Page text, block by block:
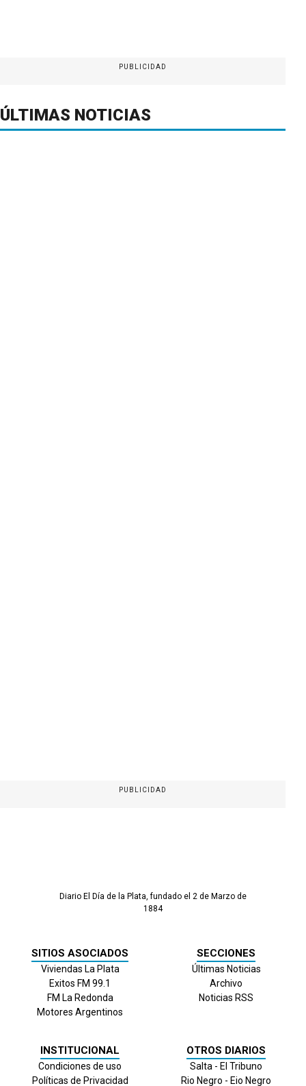
PUBLICIDAD
ÚLTIMAS NOTICIAS
PUBLICIDAD
Diario El Día de la Plata, fundado el 2 de Marzo de
1884
SITIOS ASOCIADOS
Viviendas La Plata
Exitos FM 99.1
FM La Redonda
Motores Argentinos
SECCIONES
Últimas Noticias
Archivo
Noticias RSS
INSTITUCIONAL
Condiciones de uso
Políticas de Privacidad
OTROS DIARIOS
Salta - El Tribuno
Rio Negro - Eio Negro